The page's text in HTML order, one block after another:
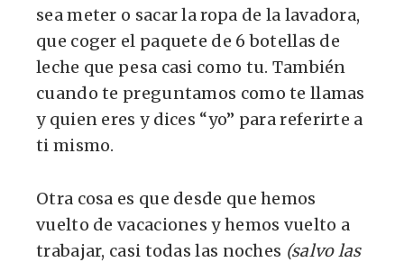
sea meter o sacar la ropa de la lavadora,
que coger el paquete de 6 botellas de
leche que pesa casi como tu. También
cuando te preguntamos como te llamas
y quien eres y dices “yo” para referirte a
ti mismo.
Otra cosa es que desde que hemos
vuelto de vacaciones y hemos vuelto a
trabajar, casi todas las noches (salvo las